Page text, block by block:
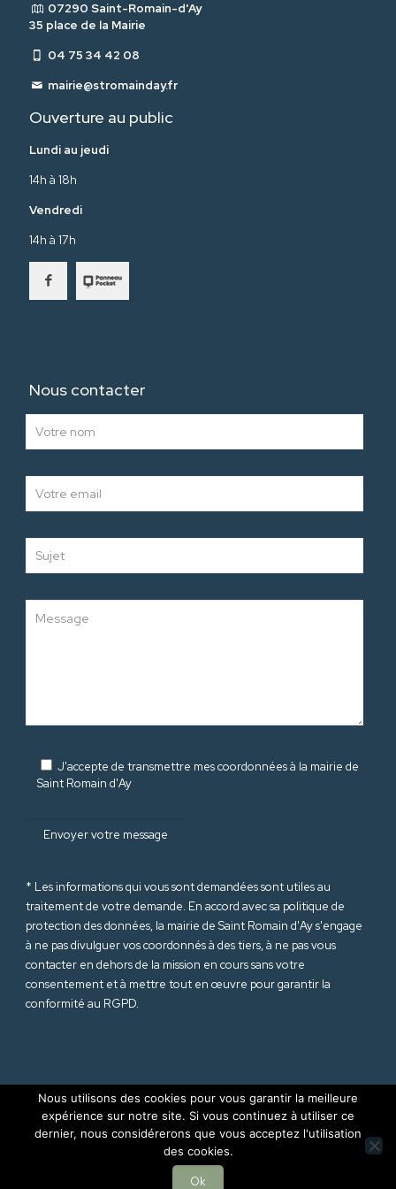
07290 Saint-Romain-d'Ay
35 place de la Mairie
04 75 34 42 08
mairie@stromainday.fr
Ouverture au public
Lundi au jeudi
14h à 18h
Vendredi
14h à 17h
Nous contacter
J'accepte de transmettre mes coordonnées à la mairie de
Saint Romain d'Ay
* Les informations qui vous sont demandées sont utiles au
traitement de votre demande. En accord avec sa politique de
protection des données, la mairie de Saint Romain d'Ay s'engage
à ne pas divulguer vos coordonnés à des tiers, à ne pas vous
contacter en dehors de la mission en cours sans votre
consentement et à mettre tout en œuvre pour garantir la
conformité au RGPD.
© 2025 Mairie de Saint Romain d'Ay (Ardèche-07). Tous droits
Mentions Légales
Site internet réalisé par
Nous utilisons des cookies pour vous garantir la meilleure
expérience sur notre site. Si vous continuez à utiliser ce
dernier, nous considérerons que vous acceptez l'utilisation
des cookies.
Ok